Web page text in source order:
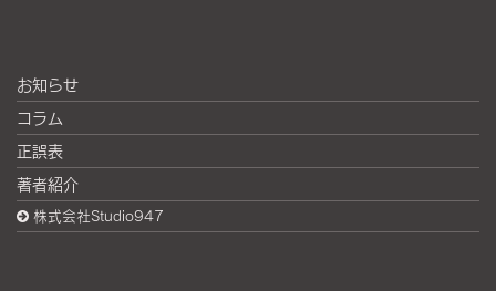
お知らせ
コラム
正誤表
著者紹介
株式会社Studio947